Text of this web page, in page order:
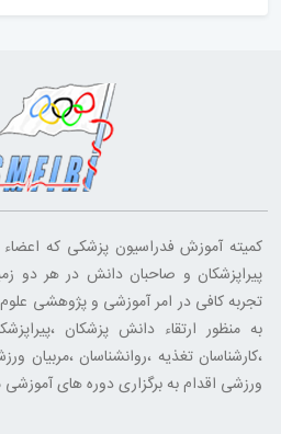
کمیته آموزش فدراسیون پزشکی که اعضاء
پیراپزشکان و صاحبان دانش در هر دو
تجربه کافی در امر آموزشی و پژوهشی
به منظور ارتقاء دانش پزشکان
،کارشناسان تغذیه ،روانشناسان ،مربیان
ورزشی اقدام به برگزاری دوره های